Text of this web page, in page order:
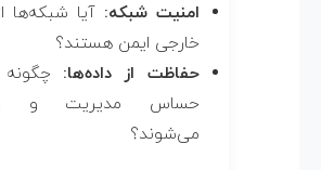
امنیت شبکه: آیا شبکه‌ها
خارجی ایمن هستند؟
حفاظت از داده‌ها: چگونه
حساس مدیریت و
می‌شوند؟